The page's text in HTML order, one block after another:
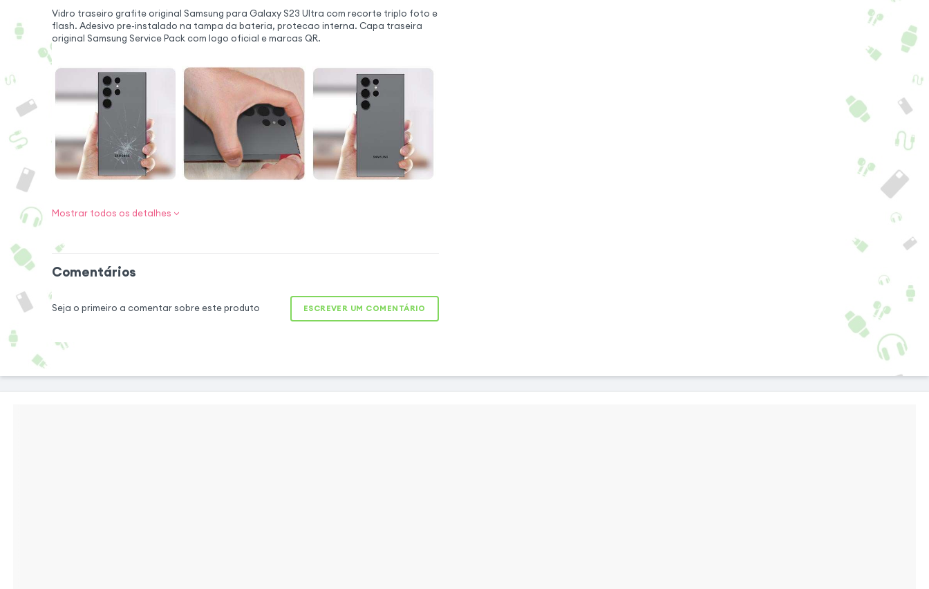
Vidro traseiro grafite original Samsung para Galaxy S23 Ultra com recorte triplo foto e
flash. Adesivo pre-instalado na tampa da bateria, protecao interna. Capa traseira
original Samsung Service Pack com logo oficial e marcas QR.
milimétrica, ajusta-se perfeitamente aos
componentes internos. O seu triplo recorte
Mostrar todos os detalhes
Comentários
Seja o primeiro a comentar sobre este produto ESCREVER UM COMENTÁRIO